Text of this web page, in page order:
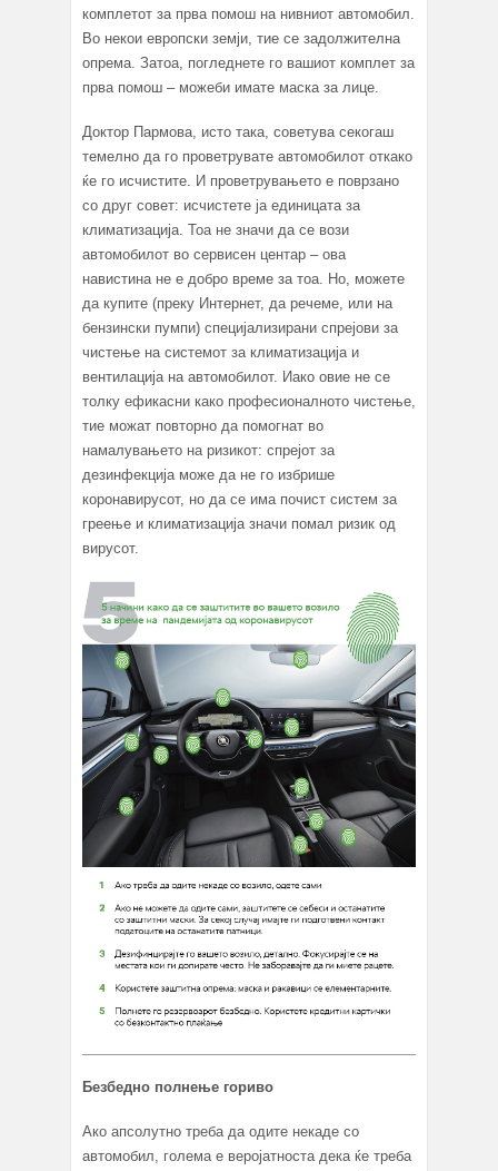
комплетот за прва помош на нивниот автомобил.
Во некои европски земји, тие се задолжителна
опрема. Затоа, погледнете го вашиот комплет за
прва помош – можеби имате маска за лице.
Доктор Пармова, исто така, советува секогаш
темелно да го проветрувате автомобилот откако
ќе го исчистите. И проветрувањето е поврзано
со друг совет: исчистете ја единицата за
климатизација. Тоа не значи да се вози
автомобилот во сервисен центар – ова
навистина не е добро време за тоа. Но, можете
да купите (преку Интернет, да речеме, или на
бензински пумпи) специјализирани спрејови за
чистење на системот за климатизација и
вентилација на автомобилот. Иако овие не се
толку ефикасни како професионалното чистење,
тие можат повторно да помогнат во
намалувањето на ризикот: спрејот за
дезинфекција може да не го избрише
коронавирусот, но да се има почист систем за
греење и климатизација значи помал ризик од
вирусот.
Безбедно полнење гориво
Ако апсолутно треба да одите некаде со
автомобил, голема е веројатноста дека ќе треба